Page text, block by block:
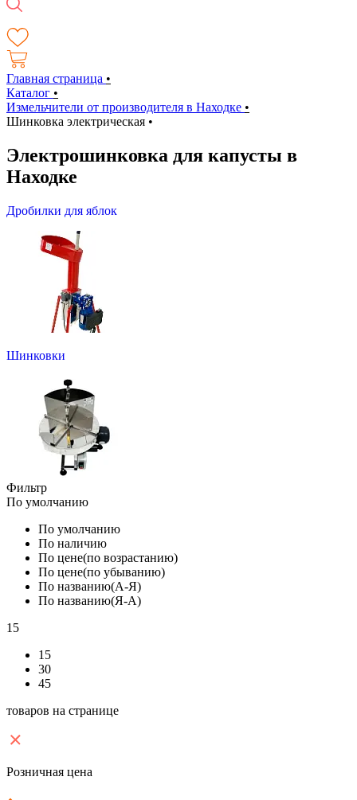
Главная страница •
Каталог •
Измельчители от производителя в Находке •
Шинковка электрическая •
Электрошинковка для капусты в
Находке
Дробилки для яблок
Шинковки
Фильтр
По умолчанию
По умолчанию
По наличию
По цене(по возрастанию)
По цене(по убыванию)
По названию(А-Я)
По названию(Я-А)
15
15
30
45
товаров на странице
Розничная цена